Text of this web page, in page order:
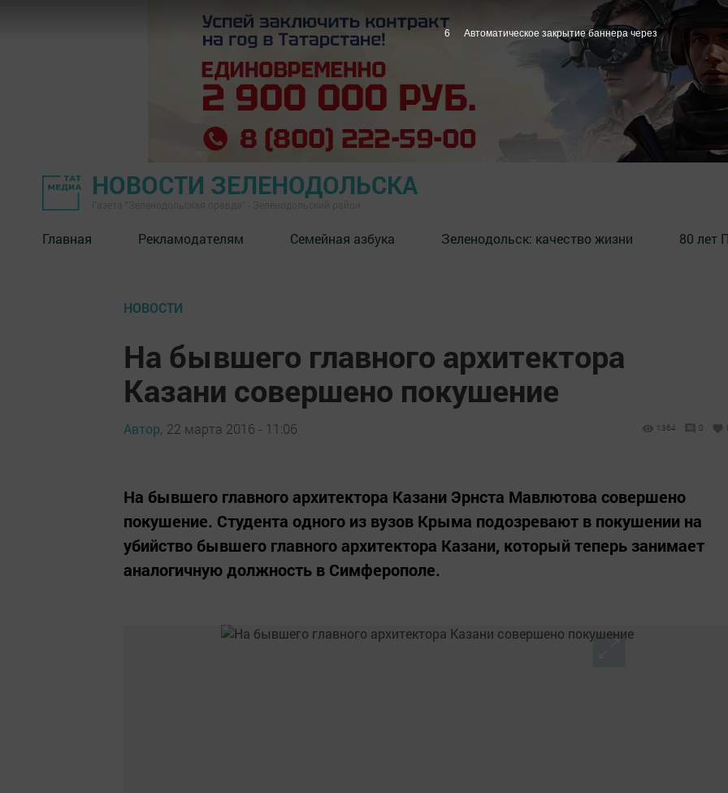
НОВОСТИ ЗЕЛЕНОДОЛЬСКА
Главная Рекламодателям Семейная азбука ⁠Зеленодольск: качество жизни 80 лет
НОВОСТИ
На бывшего главного архитектора
Казани совершено покушение
Автор, 22 марта 2016 - 11:06 1364 0
На бывшего главного архитектора Казани Эрнста Мавлютова совершено
покушение. Студента одного из вузов Крыма подозревают в покушении на
убийство бывшего главного архитектора Казани, который теперь занимает
аналогичную должность в Симферополе.
5 Автоматическое закрытие баннера через